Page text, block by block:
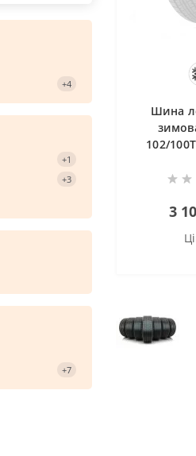
+4
+1
+3
+7
Шина
102/
3